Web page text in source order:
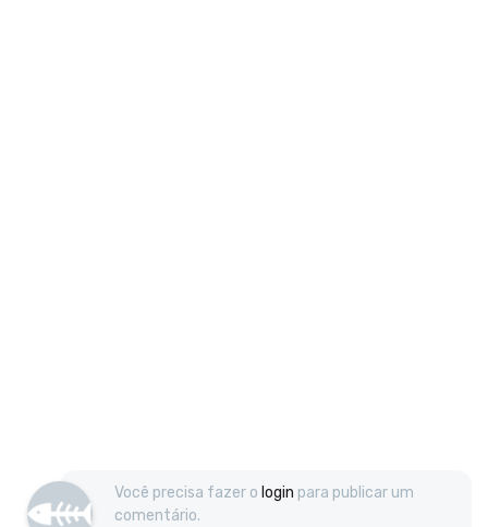
Você precisa fazer o login para publicar um
comentário.